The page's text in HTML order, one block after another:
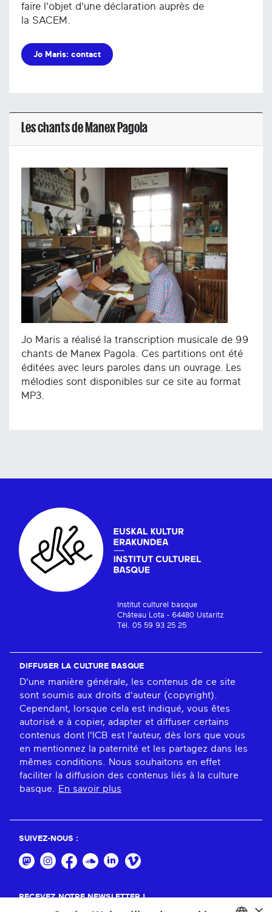
faire l'objet d'une déclaration auprès de
la SACEM.
Jo Maris: contact
Les chants de Manex Pagola
Jo Maris a réalisé la transcription musicale de 99
chants de Manex Pagola. Ces partitions ont été
éditées avec leurs paroles dans un ouvrage. Les
mélodies sont disponibles sur ce site au format
MP3.
Institut culturel basque
Château Lota - 64480 Ustaritz
Tél. 05 59 93 25 25
DIFFUSER LA CULTURE BASQUE
D'une manière générale, les contenus de ce site
sont soumis aux droits d'auteur (copyright).
Cependant, lorsque cela est indiqué, vous êtes
autorisé.e à copier, adapter et diffuser certains
contenus dont l'ICB est l'auteur, dès lors que vous
en mentionnez la paternité et les partagez dans les
mêmes conditions. Nous souhaitons en effet
faciliter la diffusion des contenus liés à la culture
basque. En savoir plus
SUIVEZ-NOUS :
RECEVEZ NOTRE NEWSLETTER !